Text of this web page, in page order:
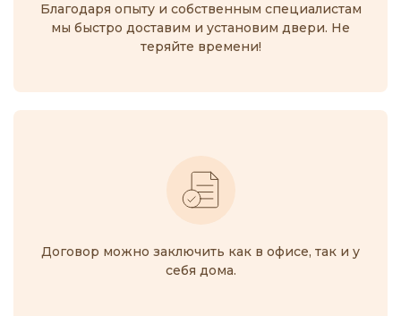
Благодаря опыту и собственным специалистам
мы быстро доставим и установим двери. Не
теряйте времени!
Договор можно заключить как в офисе, так и у
себя дома.